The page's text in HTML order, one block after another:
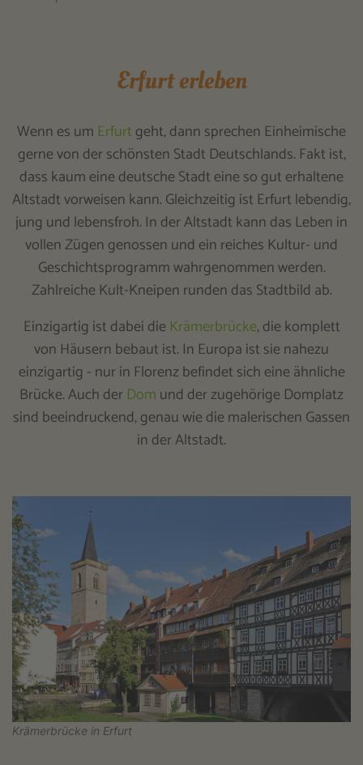
Erfurt erleben
Wenn es um Erfurt geht, dann sprechen Einheimische
gerne von der schönsten Stadt Deutschlands. Fakt ist,
dass kaum eine deutsche Stadt eine so gut erhaltene
Altstadt vorweisen kann. Gleichzeitig ist Erfurt lebendig,
jung und lebensfroh. In der Altstadt kann das Leben in
vollen Zügen genossen und ein reiches Kultur- und
Geschichtsprogramm wahrgenommen werden.
Zahlreiche Kult-Kneipen runden das Stadtbild ab.
Einzigartig ist dabei die Krämerbrücke, die komplett
von Häusern bebaut ist. In Europa ist sie nahezu
einzigartig - nur in Florenz befindet sich eine ähnliche
Brücke. Auch der Dom und der zugehörige Domplatz
sind beeindruckend, genau wie die malerischen Gassen
in der Altstadt.
Krämerbrücke in Erfurt